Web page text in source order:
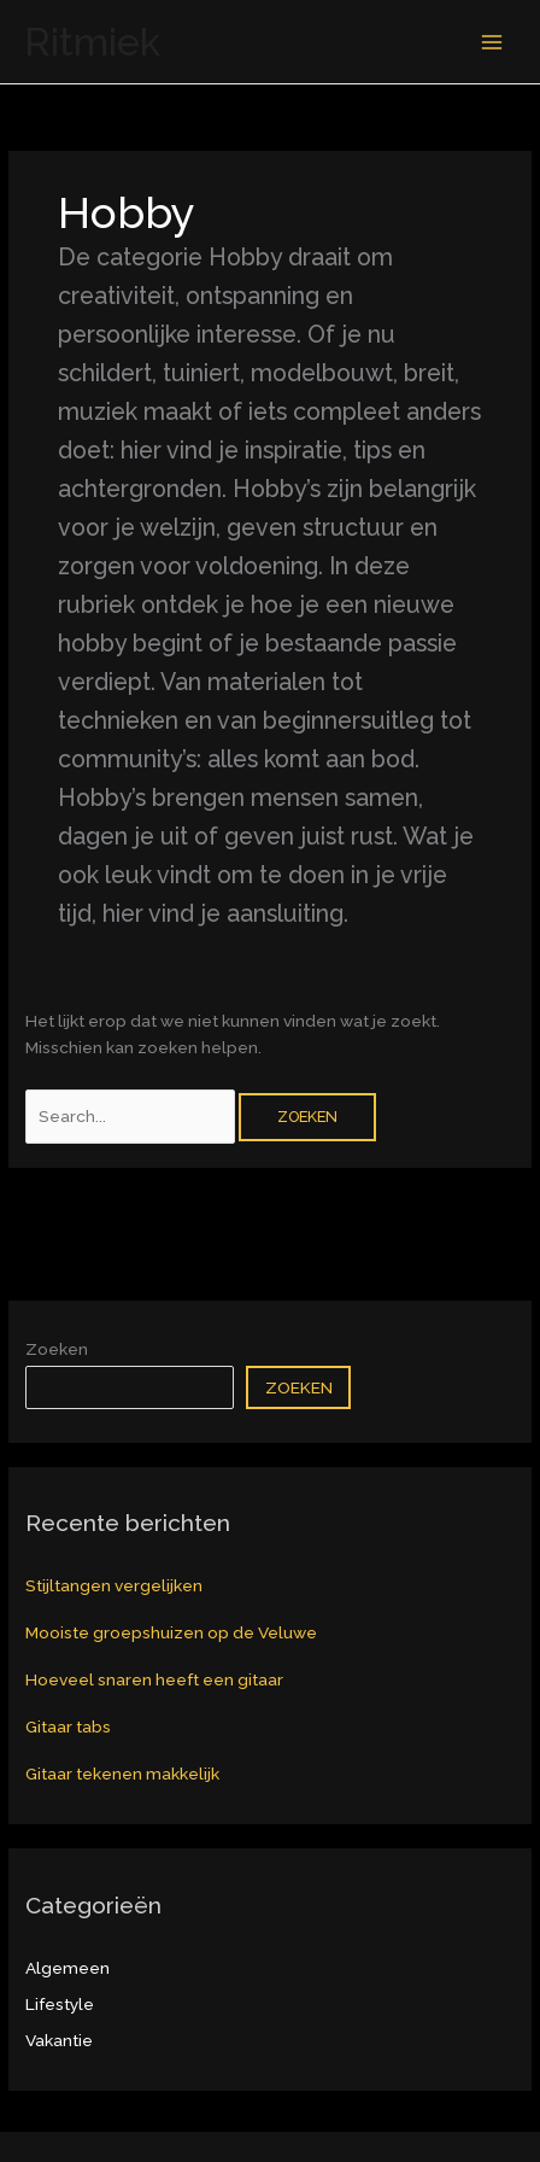
Hobby
De categorie Hobby draait om
creativiteit, ontspanning en
persoonlijke interesse. Of je nu
schildert, tuiniert, modelbouwt, breit,
muziek maakt of iets compleet anders
doet: hier vind je inspiratie, tips en
achtergronden. Hobby’s zijn belangrijk
voor je welzijn, geven structuur en
zorgen voor voldoening. In deze
rubriek ontdek je hoe je een nieuwe
hobby begint of je bestaande passie
verdiept. Van materialen tot
technieken en van beginnersuitleg tot
community’s: alles komt aan bod.
Hobby’s brengen mensen samen,
dagen je uit of geven juist rust. Wat je
ook leuk vindt om te doen in je vrije
tijd, hier vind je aansluiting.
Het lijkt erop dat we niet kunnen vinden wat je zoekt.
Misschien kan zoeken helpen.
Zoeken
ZOEKEN
Recente berichten
Stijltangen vergelijken
Mooiste groepshuizen op de Veluwe
Hoeveel snaren heeft een gitaar
Gitaar tabs
Gitaar tekenen makkelijk
Categorieën
Algemeen
Lifestyle
Vakantie